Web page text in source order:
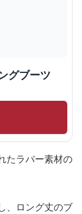
グブーツ
たラバー素材の
、ロング丈のブ